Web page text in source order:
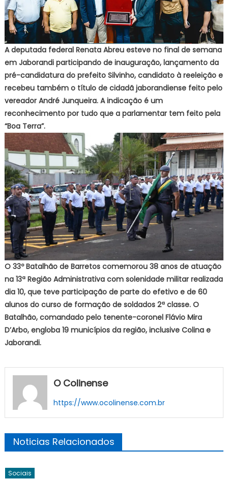
A deputada federal Renata Abreu esteve no final de semana
em Jaborandi participando de inauguração, lançamento da
pré-candidatura do prefeito Silvinho, candidato à reeleição e
recebeu também o título de cidadã jaborandiense feito pelo
vereador André Junqueira. A indicação é um
reconhecimento por tudo que a parlamentar tem feito pela
“Boa Terra”.
O 33º Batalhão de Barretos comemorou 38 anos de atuação
na 13ª Região Administrativa com solenidade militar realizada
dia 10, que teve participação de parte do efetivo e de 60
alunos do curso de formação de soldados 2ª classe. O
Batalhão, comandado pelo tenente-coronel Flávio Mira
D’Arbo, engloba 19 municípios da região, inclusive Colina e
Jaborandi.
O Colinense
https://www.ocolinense.com.br
Noticias Relacionados
Sociais